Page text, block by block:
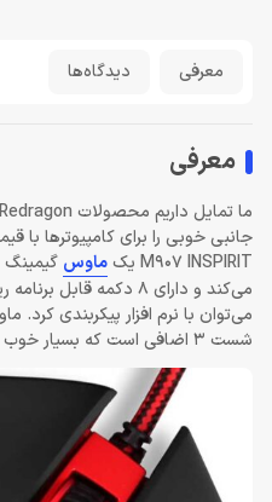
معرفی دیدگاه‌ها
معرفی
M907 INSPIRIT یک
ماوس
شست 3 اضافی است که بسیار خوب می‌باشد.